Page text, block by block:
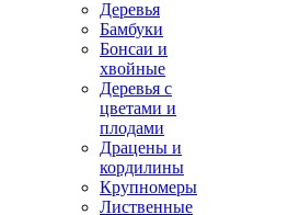
Деревья
Бамбуки
Бонсаи и
хвойные
Деревья с
цветами и
плодами
Драцены и
кордилины
Крупномеры
Лиственные